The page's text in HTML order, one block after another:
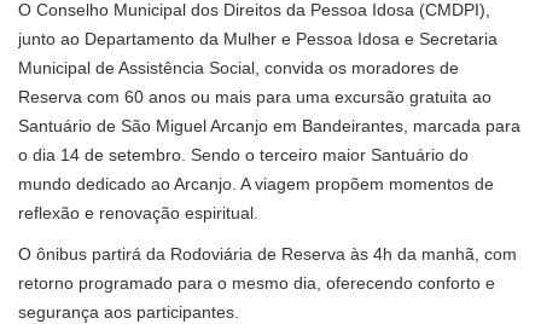
O Conselho Municipal dos Direitos da Pessoa Idosa (CMDPI),
junto ao Departamento da Mulher e Pessoa Idosa e Secretaria
Municipal de Assistência Social, convida os moradores de
Reserva com 60 anos ou mais para uma excursão gratuita ao
Santuário de São Miguel Arcanjo em Bandeirantes, marcada para
o dia 14 de setembro. Sendo o terceiro maior Santuário do
mundo dedicado ao Arcanjo. A viagem propõem momentos de
reflexão e renovação espiritual.
O ônibus partirá da Rodoviária de Reserva às 4h da manhã, com
retorno programado para o mesmo dia, oferecendo conforto e
segurança aos participantes.